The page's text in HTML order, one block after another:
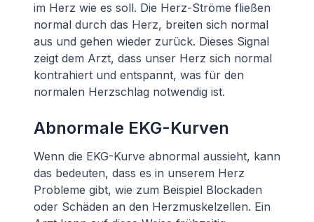
im Herz wie es soll. Die Herz-Ströme fließen
normal durch das Herz, breiten sich normal
aus und gehen wieder zurück. Dieses Signal
zeigt dem Arzt, dass unser Herz sich normal
kontrahiert und entspannt, was für den
normalen Herzschlag notwendig ist.
Abnormale EKG-Kurven
Wenn die EKG-Kurve abnormal aussieht, kann
das bedeuten, dass es in unserem Herz
Probleme gibt, wie zum Beispiel Blockaden
oder Schäden an den Herzmuskelzellen. Ein